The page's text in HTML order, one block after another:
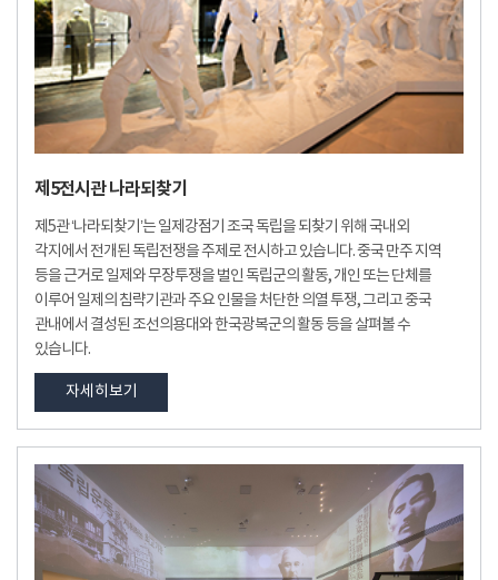
제5전시관 나라되찾기
제5관 ‘나라되찾기’는 일제강점기 조국 독립을 되찾기 위해 국내외
각지에서 전개된 독립전쟁을 주제로 전시하고 있습니다. 중국 만주 지역
등을 근거로 일제와 무장투쟁을 벌인 독립군의 활동, 개인 또는 단체를
이루어 일제의 침략기관과 주요 인물을 처단한 의열 투쟁, 그리고 중국
관내에서 결성된 조선의용대와 한국광복군의 활동 등을 살펴볼 수
있습니다.
자세히보기